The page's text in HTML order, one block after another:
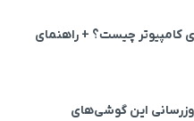
کامپیوتر چیست؟ + راهنمای
به‌روزرسانی این گوشی‌های